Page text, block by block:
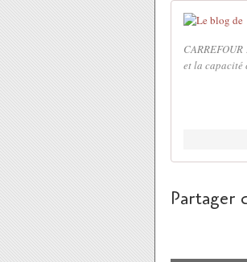
et la capacité
Partager